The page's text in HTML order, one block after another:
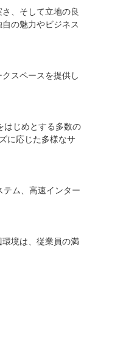
、そして立地の良
の魅力やビジネス
スペースを提供し
はじめとする多数の
に応じた多様なサ
ム、高速インター
境は、従業員の満